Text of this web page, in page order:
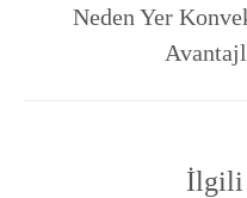
Neden Yer
İlgili